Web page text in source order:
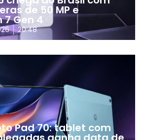
de 50 MP e
Gen 4
20:48
Pad 70: tablet com